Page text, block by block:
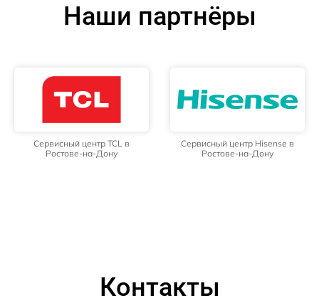
Наши партнёры
Сервисный центр TCL в
Ростове-на-Дону
Сервисный центр Hisense в
Ростове-на-Дону
Контакты